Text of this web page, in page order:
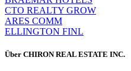
CTO REALTY GROW
ARES COMM
ELLINGTON FINL
Über CHIRON REAL ESTATE INC.